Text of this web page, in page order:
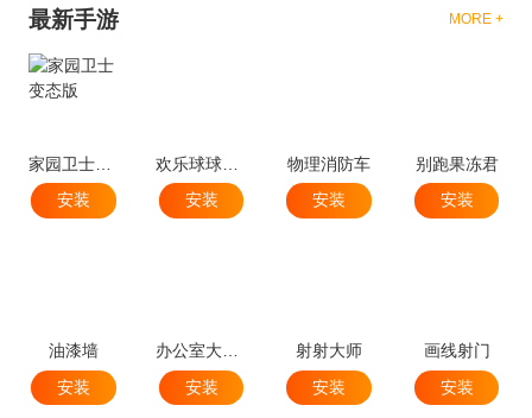
最新手游 MORE +
家园卫士变态版
安装
安装
物理消防车
安装
别跑果冻君
安装
油漆墙
安装
安装
射射大师
安装
画线射门
安装